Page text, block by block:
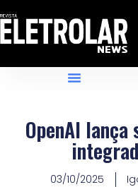
OpenAI
03/10/2025